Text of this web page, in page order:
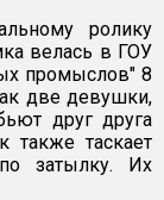
ролику
велась в ГОУ
промыслов" 8
две девушки,
друг друга
также таскает
затылку. Их